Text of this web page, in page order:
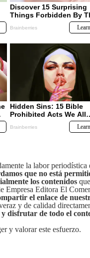
la labor periodística
que no está
los contenidos
Empresa Editora El
el enlace de
y de calidad
disfrutar de todo el
y valorar este esfuerzo.